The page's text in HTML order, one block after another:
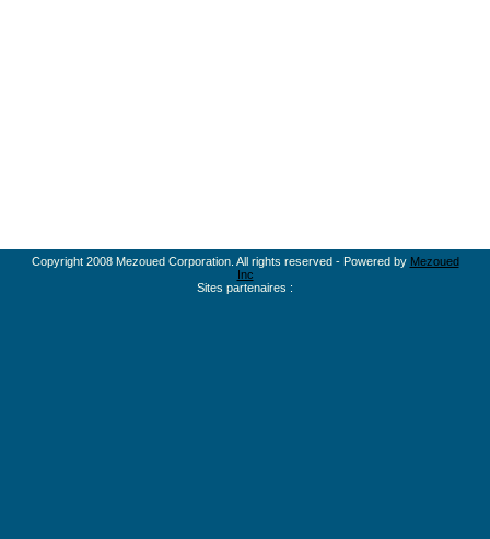
Copyright 2008 Mezoued Corporation. All rights reserved - Powered by Mezoued
Inc
Sites partenaires :